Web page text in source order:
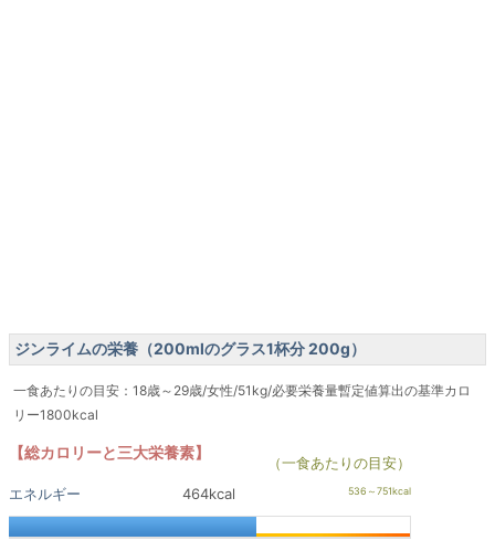
ジンライムの栄養（200mlのグラス1杯分 200g）
一食あたりの目安：18歳～29歳/女性/51kg/必要栄養量暫定値算出の基準カロ
リー1800kcal
【総カロリーと三大栄養素】
（一食あたりの目安）
エネルギー
464kcal